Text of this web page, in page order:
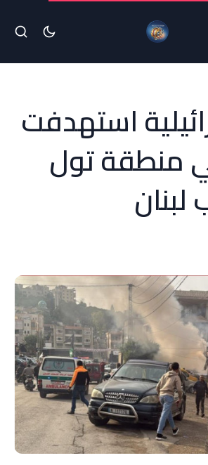
استهدفت
منطقة تول